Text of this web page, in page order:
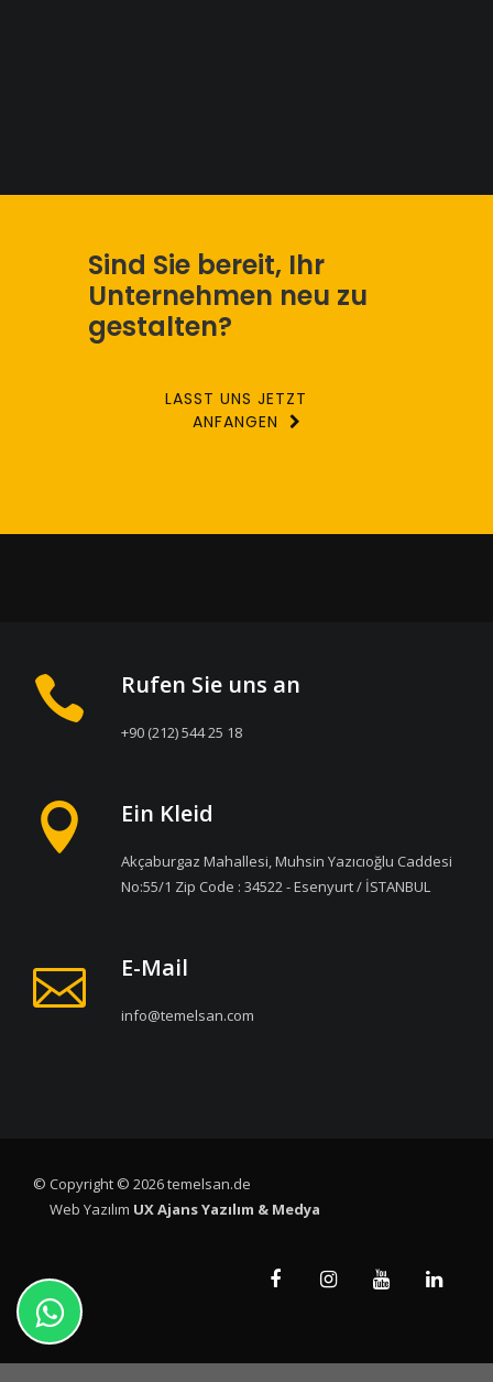
Sind Sie bereit, Ihr
Unternehmen neu zu
gestalten?
LASST UNS JETZT
ANFANGEN
Rufen Sie uns an
+90 (212) 544 25 18
Ein Kleid
Akçaburgaz Mahallesi, Muhsin Yazıcıoğlu Caddesi
No:55/1 Zip Code : 34522 - Esenyurt / İSTANBUL
E-Mail
info@temelsan.com
© Copyright © 2026 temelsan.de
Web Yazılım UX Ajans Yazılım & Medya